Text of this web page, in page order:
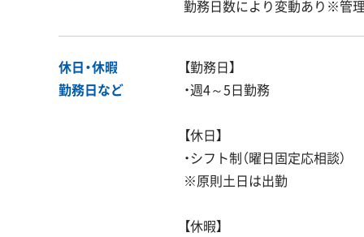
勤務日数により変動あり※管
休日・休暇
勤務日など
【勤務日】
・週4～5日勤務
【休日】
・シフト制（曜日固定応相談）
※原則土日は出勤
【休暇】